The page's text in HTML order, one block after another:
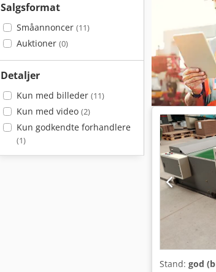
Salgsformat
Småannoncer (11)
Auktioner (0)
Detaljer
Kun med billeder (11)
Kun med video (2)
Kun godkendte forhandlere
(1)
Stand: god